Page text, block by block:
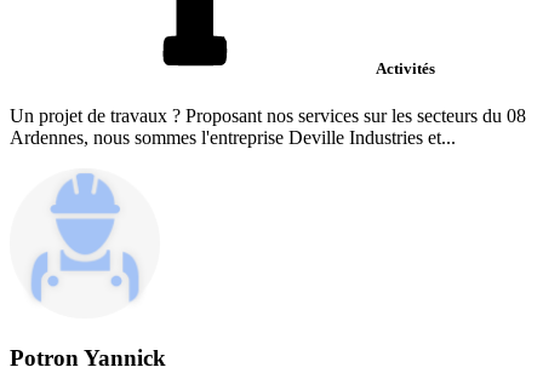
Activités
Un projet de travaux ? Proposant nos services sur les secteurs du 08
Ardennes, nous sommes l'entreprise Deville Industries et...
Potron Yannick